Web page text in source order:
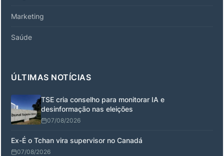
Marketing
Saúde
ÚLTIMAS NOTÍCIAS
TSE cria conselho para monitorar IA e
desinformação nas eleições
07/08/2026
Ex-É o Tchan vira supervisor no Canadá
07/08/2026